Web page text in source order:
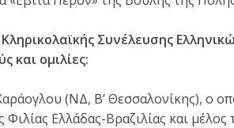
Συνέλευσης
και ομιλίες:
(ΝΔ, Β’ Θεσσαλονίκης), ο
Ελλάδας-Βραζιλίας και